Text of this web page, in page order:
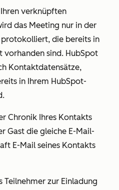
verknüpften
das Meeting nur in der
die bereits in
vorhanden sind. HubSpot
Kontaktdatensätze,
in Ihrem HubSpot-
Chronik Ihres Kontakts
Gast die gleiche E-Mail-
E-Mail seines Kontakts
Teilnehmer zur Einladung